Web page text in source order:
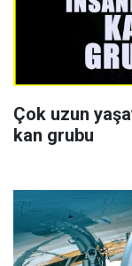
Çok uzun
kan grubu